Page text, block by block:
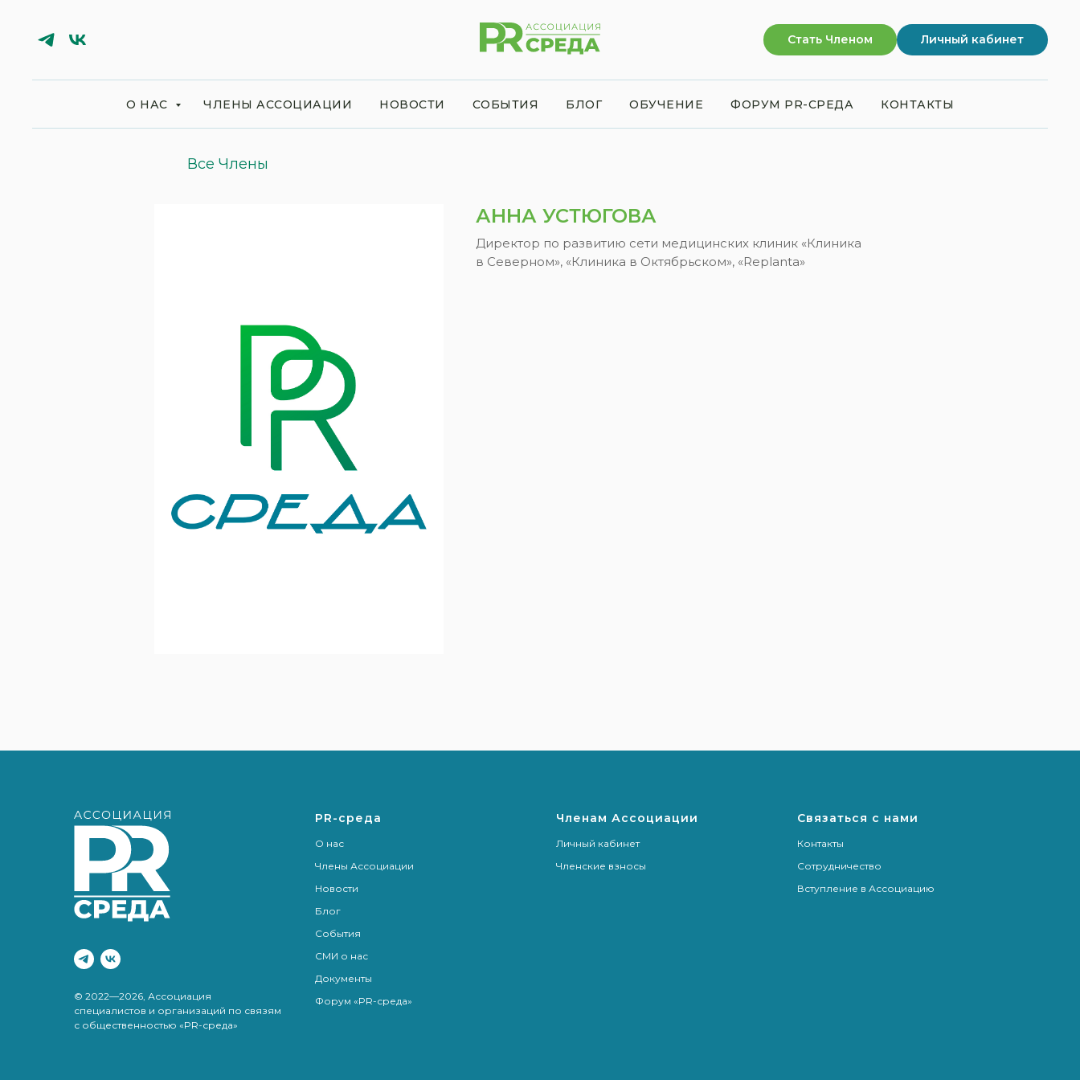
Стать Членом Личный кабинет
О НАС ЧЛЕНЫ АССОЦИАЦИИ НОВОСТИ СОБЫТИЯ БЛОГ ОБУЧЕНИЕ ФОРУМ PR-СРЕДА КОНТАКТЫ
Все Члены
АННА УСТЮГОВА
Директор по развитию сети медицинских клиник «Клиника
в Северном», «Клиника в Октябрьском», «Replanta»
© 2022—2026, Ассоциация
специалистов и организаций по связям
с общественностью «PR-среда»
PR-среда
О нас
Члены Ассоциации
Новости
Блог
События
СМИ о нас
Документы
Форум «PR-среда»
Членам Ассоциации
Личный кабинет
Членские взносы
Связаться с нами
Контакты
Сотрудничество
Вступление в Ассоциацию